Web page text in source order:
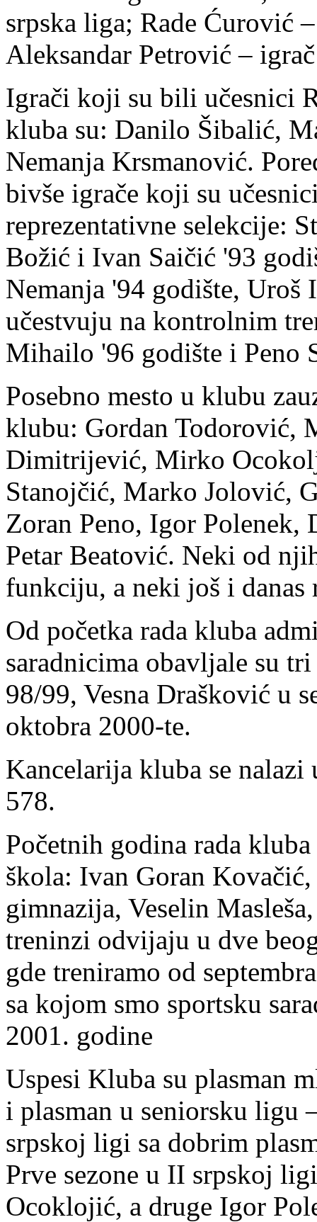
srpska liga; Rade Ćurović
Aleksandar Petrović –
Igrači koji su bili učesnici
kluba su: Danilo Šibalić,
Nemanja Krsmanović.
bivše igrače koji su
reprezentativne selekcije:
Božić i Ivan Saičić '93
Nemanja '94 godište,
učestvuju na kontrolnim
Mihailo '96 godište i Peno
Posebno mesto u klubu
klubu: Gordan Todorović,
Dimitrijević, Mirko
Stanojčić, Marko Jolović,
Zoran Peno, Igor Polenek,
Petar Beatović. Neki od
funkciju, a neki još i danas
Od početka rada kluba
saradnicima obavljale su
98/99, Vesna Drašković u
oktobra 2000-te.
Kancelarija kluba se
578.
Početnih godina rada
škola: Ivan Goran
gimnazija, Veselin
treninzi odvijaju u dve
gde treniramo od
sa kojom smo sportsku
2001. godine
Uspesi Kluba su plasman
i plasman u seniorsku ligu
srpskoj ligi sa dobrim
Prve sezone u II srpskoj
Ocoklojić, a druge Igor